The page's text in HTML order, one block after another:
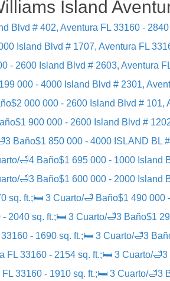
Island
Blvd # 402, Aventura FL 33160 -
Island Blvd # 1707, Aventura FL
- 2600 Island Blvd # 2603, Aventura
000 - 4000 Island Blvd # 2301,
$2 000 000 - 2600 Island Blvd # 101,
$1 900 000 - 2600 Island Blvd #
Baño$1 850 000 - 4000 ISLAND BL
🛁4 Baño$1 695 000 - 1000 Island
🛁3 Baño$1 600 000 - 2000 Island
sq. ft.;🛏 3 Cuarto/🛁 Baño$1 490 000
- 2040 sq. ft.;🛏 3 Cuarto/🛁3 Baño$1
- 1690 sq. ft.;🛏 3 Cuarto/🛁3
FL 33160 - 2154 sq. ft.;🛏 3 Cuarto/🛁3
33160 - 1910 sq. ft.;🛏 3 Cuarto/🛁3